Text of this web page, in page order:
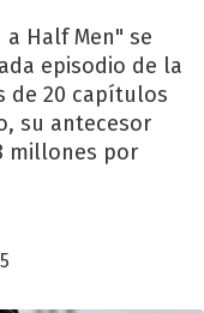
Half Men" se
episodio de la
de 20 capítulos
su antecesor
millones por